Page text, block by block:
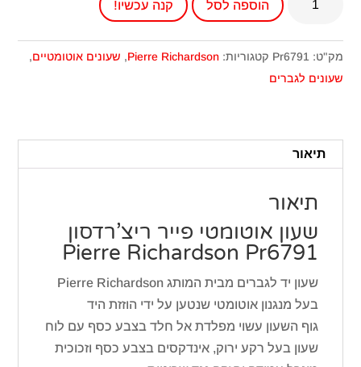
אוטומטי
פייר
הוספה לסל קנה עכשיו!
מק"ט: Pr6791 קטגוריות:Pierre Richardson
, שעונים אוטומטיים,
שעונים לגברים
תיאור
תיאור
שעון אוטומטי פייר ריצ’רדסון
Pierre Richardson Pr6791
שעון יד לגברים מבית המותג Pierre Richardson
בעל מנגנון אוטומטי שנטען על ידי הוזזת היד
גוף השעון עשוי מפלדת אל חלד בצבע כסף עם לוח
שעון בעל רקע ירוק, אינדקסים בצבע כסף וזכוכית